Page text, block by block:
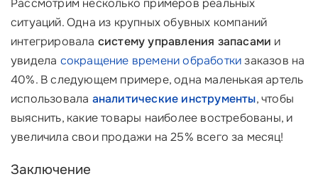
Рассмотрим несколько примеров реальных
ситуаций. Одна из крупных обувных компаний
интегрировала систему управления запасами и
увидела сокращение времени обработкизаказов на
40%. В следующем примере, одна маленькая артель
использовала аналитические инструменты, чтобы
выяснить, какие товары наиболее востребованы, и
увеличила свои продажи на 25% всего за месяц!
Заключение